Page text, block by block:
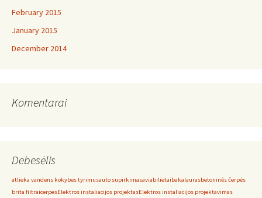
February 2015
January 2015
December 2014
Komentarai
Debesėlis
atlieka vandens kokybes tyrimusauto supirkimasaviabilietaibakalaurasbetoninės čerpės
brita filtraicerpesElektros instaliacijos projektasElektros instaliacijos projektavimas